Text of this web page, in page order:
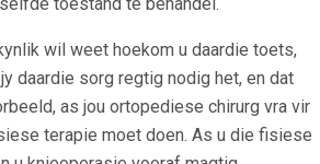
wil weet hoekom u daardie toets,
daardie sorg regtig nodig het, en dat
as jou ortopediese chirurg vra vir
terapie moet doen. As u die fisiese